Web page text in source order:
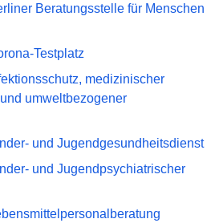
Beratungsstelle für Menschen
Testplatz
medizinischer
umweltbezogener
und Jugendgesundheitsdienst
und Jugendpsychiatrischer